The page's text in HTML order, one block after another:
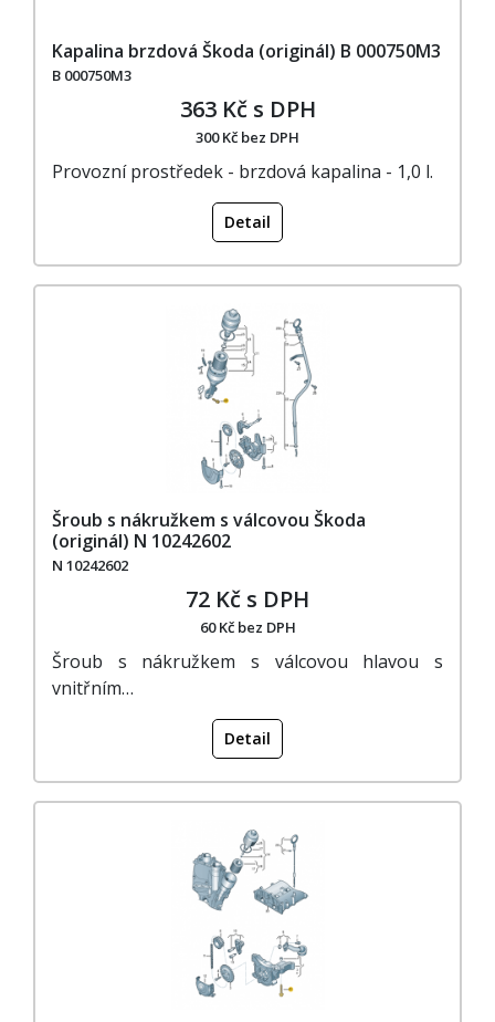
Kapalina brzdová Škoda (originál) B 000750M3
B 000750M3
363 Kč s DPH
300 Kč bez DPH
Provozní prostředek - brzdová kapalina - 1,0 l.
Detail
Šroub s nákružkem s válcovou Škoda
(originál) N 10242602
N 10242602
72 Kč s DPH
60 Kč bez DPH
Šroub s nákružkem s válcovou hlavou s
vnitřním…
Detail